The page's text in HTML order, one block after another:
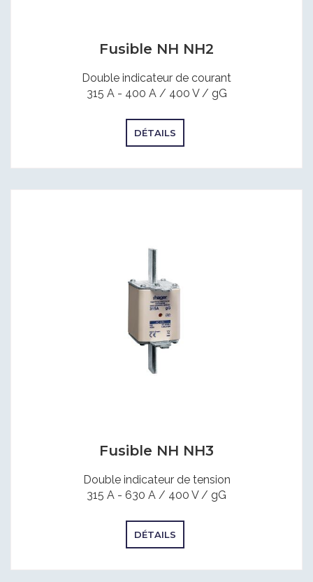
Fusible NH NH2
Double indicateur de courant
315 A - 400 A / 400 V / gG
DÉTAILS
Fusible NH NH3
Double indicateur de tension
315 A - 630 A / 400 V / gG
DÉTAILS